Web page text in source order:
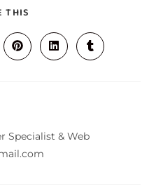
THIS
Specialist & Web